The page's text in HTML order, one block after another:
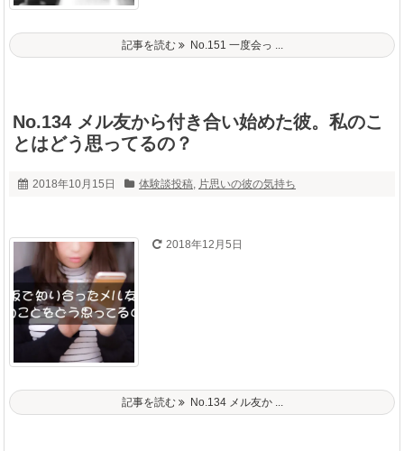
記事を読む No.151 一度会っ ...
No.134 メル友から付き合い始めた彼。私のこ
とはどう思ってるの？
2018年10月15日 体験談投稿, 片思いの彼の気持ち
2018年12月5日
記事を読む No.134 メル友か ...